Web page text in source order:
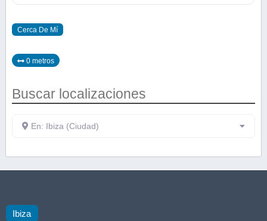
Cerca De Mí
0 metros
Buscar localizaciones
En: Ibiza (Ciudad)
Ibiza